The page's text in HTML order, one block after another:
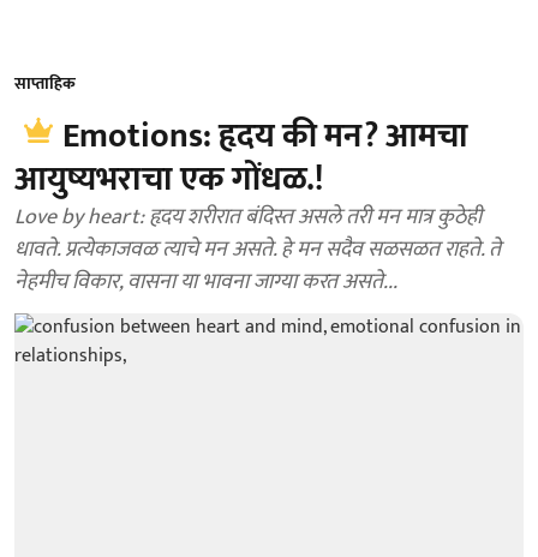
साप्ताहिक
Emotions: हृदय की मन? आमचा
आयुष्यभराचा एक गोंधळ.!
Love by heart: हृदय शरीरात बंदिस्त असले तरी मन मात्र कुठेही
धावते. प्रत्येकाजवळ त्याचे मन असते. हे मन सदैव सळसळत राहते. ते
नेहमीच विकार, वासना या भावना जाग्या करत असते...